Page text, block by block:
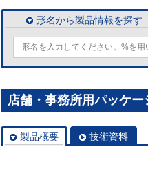
形名から製品情報を探す
店舗・事務所用パッケ
製品概要 技術資料